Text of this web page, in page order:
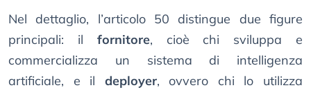
Nel dettaglio, l’articolo 50 distingue due figure
principali: il fornitore, cioè chi sviluppa e
commercializza un sistema di intelligenza
artificiale, e il deployer, ovvero chi lo utilizza